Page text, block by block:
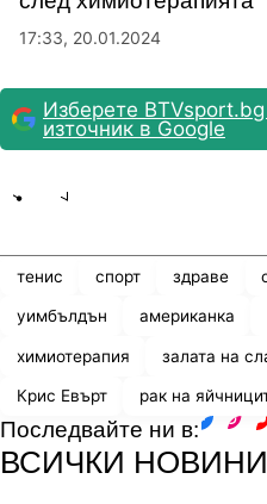
17:33, 20.01.2024
Изберете
източник в Google
тенис спорт здраве
уимбълдън американка
химиотерапия залата на
Крис Евърт рак на
Последвайте ни в:
ВСИЧКИ НОВИНИ